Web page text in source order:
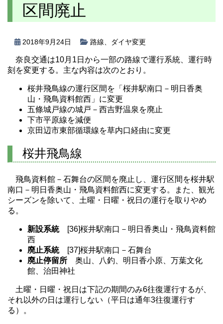
区間廃止
2018年9月24日 路線 ダイヤ変更
奈良交通は10月1日から一部の路線で運行系統、運行時
刻を変更する。主な内容は次のとおり。
桜井飛鳥線の運行区間を「桜井駅南口－明日香奥
山・飛鳥資料館西」に変更
五條城戸線の城戸－西吉野温泉を廃止
下市平原線を減便
京田辺市東部循環線を草内口経由に変更
桜井飛鳥線
飛鳥資料館－石舞台の区間を廃止し、運行区間を桜井駅
南口－明日香奥山・飛鳥資料館西に変更する。また、観光
シーズンを除いて、土曜・日曜・祝日の運行を取りやめ
る。
新設系統[36]桜井駅南口－明日香奥山・飛鳥資料館
西
廃止系統[37]桜井駅南口－石舞台
廃止停留所 奥山、八釣、明日香小原、万葉文化
館、治田神社
土曜・日曜・祝日は下記の期間のみ6往復運行するが、
それ以外の日は運行しない（平日は通年3往復運行す
る）。